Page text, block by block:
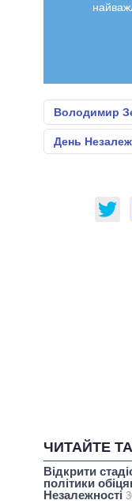
Володимир
День
ЧИТАЙТЕ
Відкрити
політики
Незалежності